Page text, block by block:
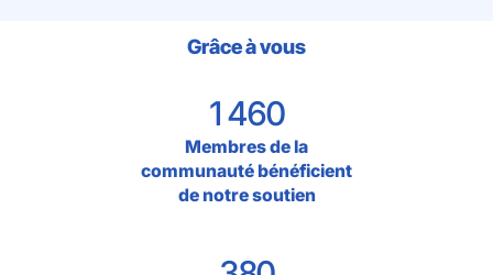
Grâce à vous
1 460
Membres de la
communauté bénéficient
de notre soutien